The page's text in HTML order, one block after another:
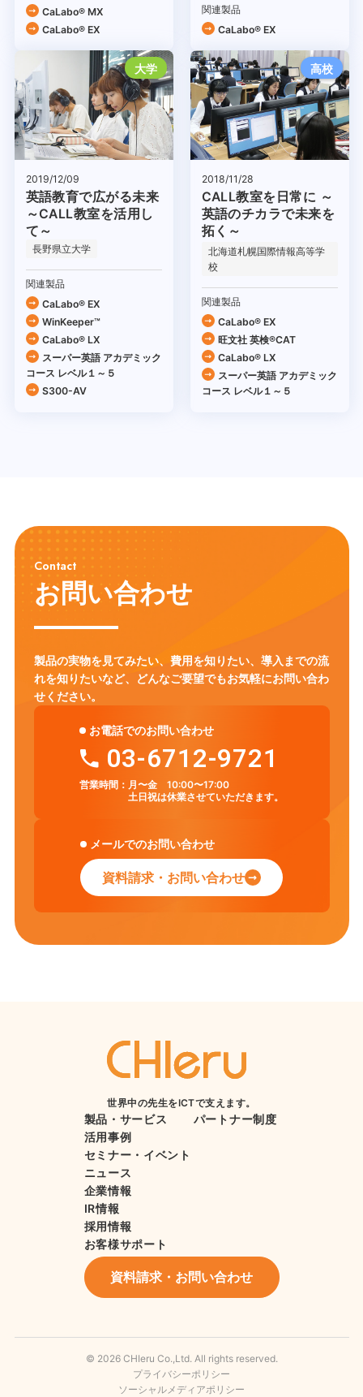
CaLabo® MX
CaLabo® EX
関連製品
CaLabo® EX
大学
2019/12/09
英語教育で広がる未来
～CALL教室を活用し
て～
長野県立大学
関連製品
CaLabo® EX
WinKeeper™
CaLabo® LX
スーパー英語 アカデミック
コース レベル１～５
S300-AV
高校
2018/11/28
CALL教室を日常に ～
英語のチカラで未来を
拓く～
北海道札幌国際情報高等学
校
関連製品
CaLabo® EX
旺文社 英検®CAT
CaLabo® LX
スーパー英語 アカデミック
コース レベル１～５
Contact
お問い合わせ
製品の実物を見てみたい、費用を知りたい、導入までの流
れを知りたいなど、
どんなご要望でもお気軽にお問い合わ
せください。
お電話でのお問い合わせ
03-6712-9721
営業時間： 月〜金 10:00〜17:00
土日祝は休業させていただきます。
メールでのお問い合わせ
資料請求・お問い合わせ
世界中の先生をICTで支えます。
製品・サービス
活用事例
セミナー・イベント
ニュース
企業情報
IR情報
採用情報
お客様サポート
パートナー制度
資料請求・お問い合わせ
© 2026 CHIeru Co.,Ltd. All rights reserved.
プライバシーポリシー
ソーシャルメディアポリシー